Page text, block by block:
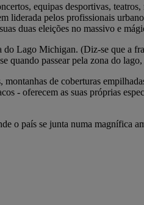
equipas desportivas,
pelos profissionais
duas eleições no massivo e
Lago Michigan. (Diz-se que a
quando passear pela zona do
de coberturas
- oferecem as suas próprias
o país se junta numa magnífica